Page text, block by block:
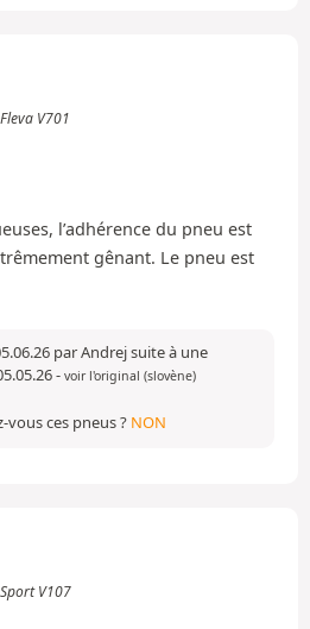
V701
l’adhérence du pneu est
gênant. Le pneu est
par Andrej suite à une
- voir l'original (slovène)
vous ces pneus ? NON
V107